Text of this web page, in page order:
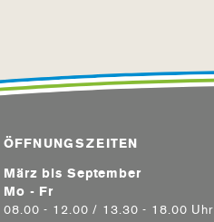
ÖFFNUNGSZEITEN
März bis September
Mo - Fr
08.00 - 12.00 / 13.30 - 18.00 Uhr